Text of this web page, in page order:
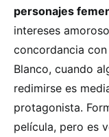
personajes
intereses
concordancia
Blanco, cuando
redimirse es
protagonista.
película, pero es